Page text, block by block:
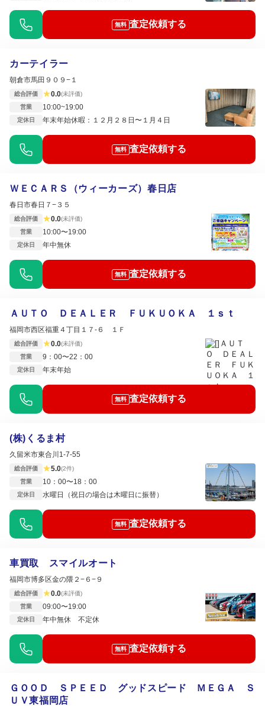
無料 査定依頼する
カーテイラー
朝倉市馬田９０９−１
総合評価 ★0.0(未評価)
営業
10:00~19:00
定休日 年末年始休暇：１２月２８日〜１月４日
無料 査定依頼する
ＷＥＣＡＲＳ（ウィーカーズ）春日店
春日市春日７−３５
総合評価 ★0.0(未評価)
営業
10:00〜19:00
定休日 年中無休
無料 査定依頼する
ＡＵＴＯ ＤＥＡＬＥＲ ＦＵＫＵＯＫＡ １ｓｔ
福岡市西区福重４丁目１７‐６ １Ｆ
総合評価 ★0.0(未評価)
営業
9：00〜22：00
定休日 年末年始
無料 査定依頼する
(株)くるま村
久留米市東合川1-7-55
総合評価 ★5.0(2件)
営業
10：00〜18：00
定休日 水曜日（祝日の場合は木曜日に振替）
無料 査定依頼する
車買取 スマイルオート
福岡市博多区金の隈２−６−９
総合評価 ★0.0(未評価)
営業
09:00〜19:00
定休日 年中無休 不定休
無料 査定依頼する
ＧＯＯＤ ＳＰＥＥＤ グッドスピード ＭＥＧＡ Ｓ
ＵＶ東福岡店